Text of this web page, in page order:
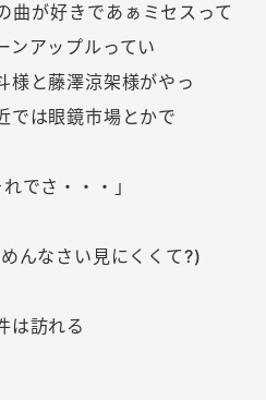
曲が好きであぁミセスって
ンアップルってい
様と藤澤涼架様がやっ
では眼鏡市場とかで
でさ・・・」
んなさい見にくくて?)
は訪れる